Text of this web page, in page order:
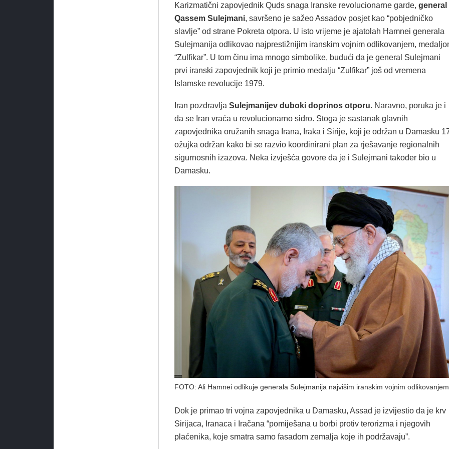
Karizmatični zapovjednik Quds snaga Iranske revolucionarne garde, general
Qassem Sulejmani, savršeno je sažeo Assadov posjet kao “pobjedničko
slavlje” od strane Pokreta otpora. U isto vrijeme je ajatolah Hamnei generala
Sulejmanija odlikovao najprestižnijim iranskim vojnim odlikovanjem,
“Zulfikar”. U tom činu ima mnogo simbolike, budući da je general Sulejmani
prvi iranski zapovjednik koji je primio medalju “Zulfikar” još od vremena
Islamske revolucije 1979.
Iran pozdravlja Sulejmanijev duboki doprinos otporu. Naravno, poruka je i
da se Iran vraća u revolucionarno sidro. Stoga je sastanak glavnih
zapovjednika oružanih snaga Irana, Iraka i Sirije, koji je održan u Damasku
ožujka održan kako bi se razvio koordinirani plan za rješavanje regionalnih
sigurnosnih izazova. Neka izvješća govore da je i Sulejmani također bio u
Damasku.
FOTO: Ali Hamnei odlikuje generala Sulejmanija najvišim iranskim vojnim odlikovanjem
Dok je primao tri vojna zapovjednika u Damasku, Assad je izvijestio da je krv
Sirijaca, Iranaca i Iračana “pomiješana u borbi protiv terorizma i njegovih
plaćenika, koje smatra samo fasadom zemalja koje ih podržavaju”.